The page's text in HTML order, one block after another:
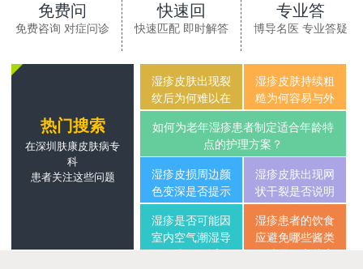
免费问
免费咨询 对症问诊
快速回
快速匹配 即时解答
专业答
博导名医 专业答疑
热门搜索
在深圳肤康皮肤病专
科
患者关注这些问题
湿疹皮肤出现裂
纹后为何难以在
短时间恢复完
整？
湿疹皮肤持续粗
糙为何容易与外
界摩擦产生不适
如何为老年湿疹患者制定适合年龄特
点的护理方案？
湿疹皮损周边颜
色变深是否提示
色素变化逐渐形
成
湿疹皮肤出现网
状干裂是否说明
屏障严重受损？
湿疹是否可能因
室内空气潮湿导
湿疹患者的饮食
应避免哪些酱类